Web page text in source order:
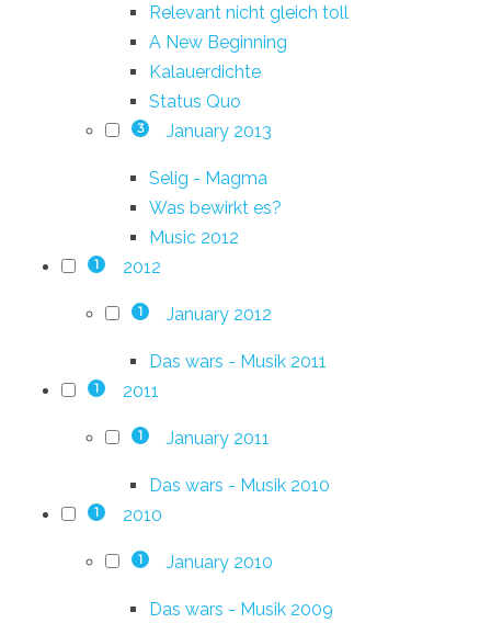
Relevant nicht gleich toll
A New Beginning
Kalauerdichte
Status Quo
3 January 2013
Selig - Magma
Was bewirkt es?
Music 2012
1 2012
1 January 2012
Das wars - Musik 2011
1 2011
1 January 2011
Das wars - Musik 2010
1 2010
1 January 2010
Das wars - Musik 2009